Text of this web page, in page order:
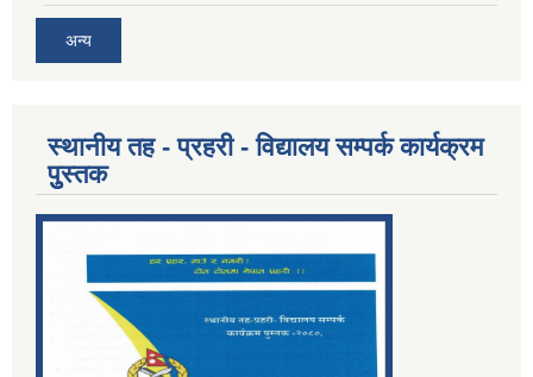
अन्य
स्थानीय तह - प्रहरी - विद्यालय सम्पर्क कार्यक्रम
पुुस्तक